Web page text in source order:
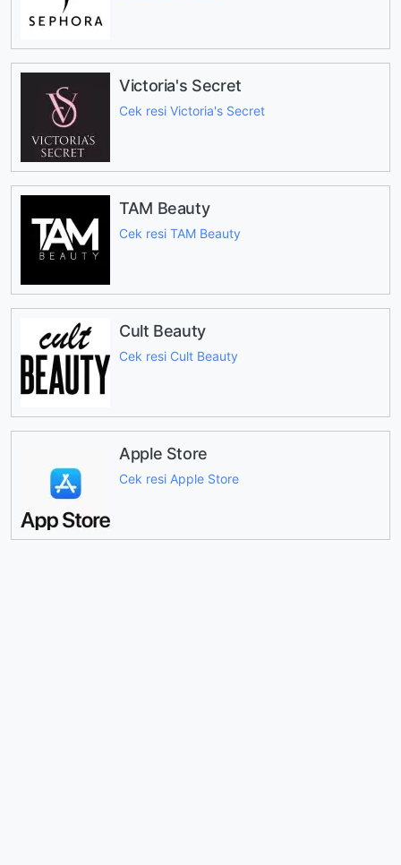
Victoria's Secret
Cek resi Victoria's Secret
TAM Beauty
Cek resi TAM Beauty
Cult Beauty
Cek resi Cult Beauty
Apple Store
Cek resi Apple Store